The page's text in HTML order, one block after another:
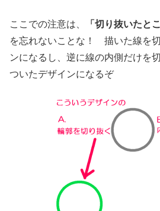
ここでの注意は、 「切り抜いたと
を忘れないことな！ 描いた線を
ンになるし、逆に線の内側だけを
ついたデザインになるぞ